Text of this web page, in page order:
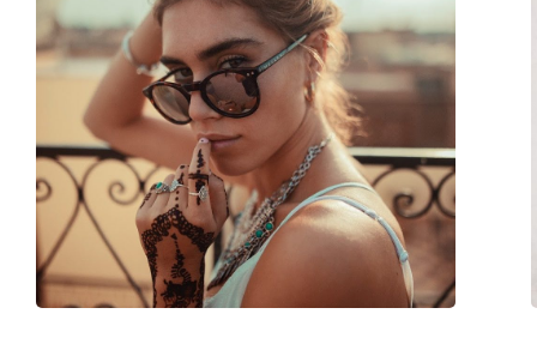
Пол:
Мъжки
Категория:
Слънчеви очила
Марка:
David Beckham
Предназначение:
Мода
Код:
DB 1009/S 807 2M
С възможност за диоптри:
Не